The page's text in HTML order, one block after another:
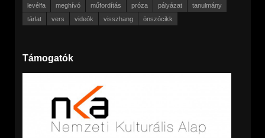
levélfa
meghívó műfordítás próza pályázat
tanulmány
tárlat
vers videók visszhang önszócikk
Támogatók